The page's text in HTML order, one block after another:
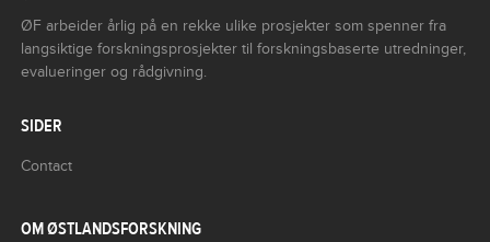
ØF arbeider årlig på en rekke ulike prosjekter som spenner fra
langsiktige forskningsprosjekter til forskningsbaserte utredninger,
evalueringer og rådgivning.
SIDER
Contact
OM ØSTLANDSFORSKNING